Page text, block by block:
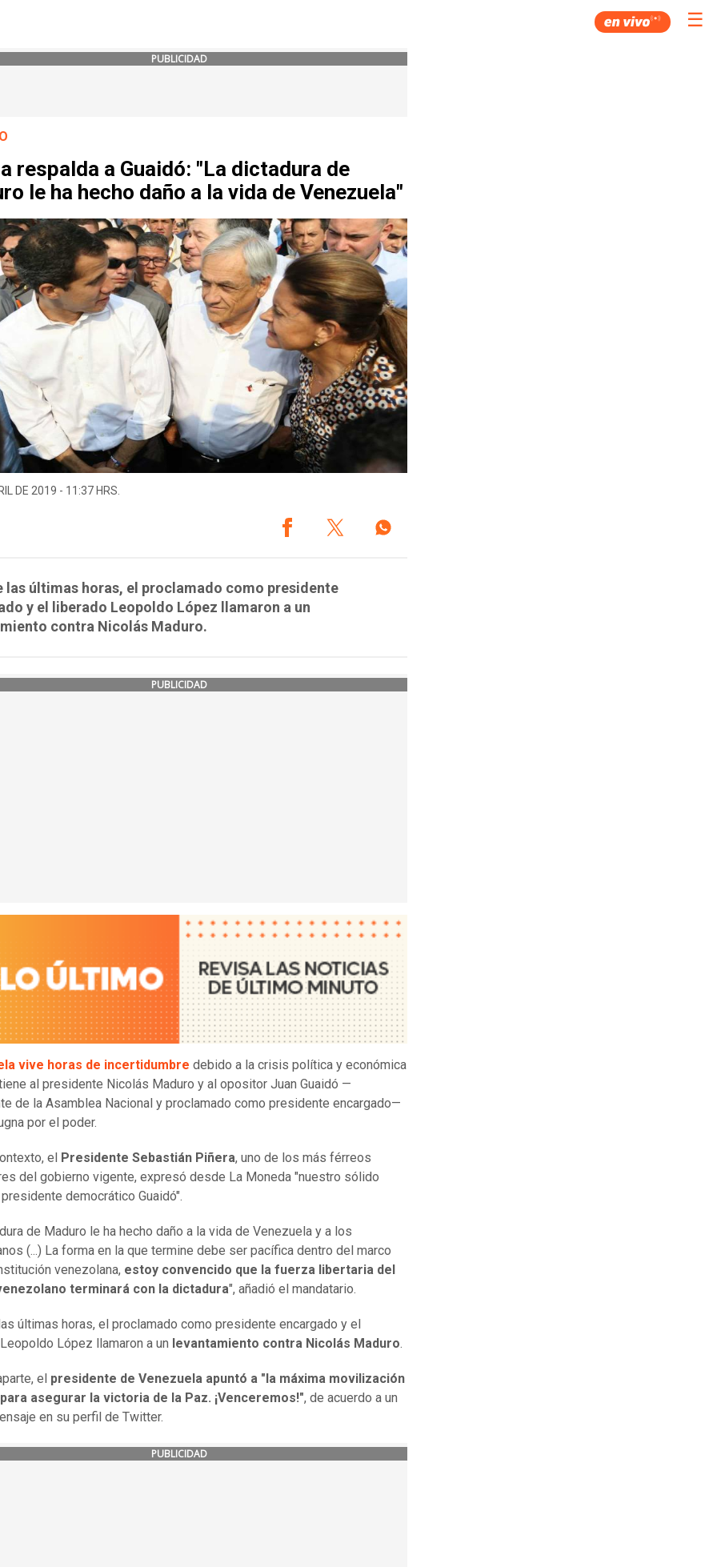
☰
PUBLICIDAD
respalda a Guaidó: "La dictadura de
le ha hecho daño a la vida de Venezuela"
DE 2019 - 11:37 HRS.
las últimas horas, el proclamado como presidente
y el liberado Leopoldo López llamaron a un
contra Nicolás Maduro.
PUBLICIDAD
vive horas de incertidumbre debido a la crisis política y económica
al presidente Nicolás Maduro y al opositor Juan Guaidó —
de la Asamblea Nacional y proclamado como presidente encargado—
por el poder.
el Presidente Sebastián Piñera, uno de los más férreos
del gobierno vigente, expresó desde La Moneda "nuestro sólido
democrático Guaidó".
de Maduro le ha hecho daño a la vida de Venezuela y a los
(...) La forma en la que termine debe ser pacífica dentro del marco
venezolana, estoy convencido que la fuerza libertaria del
terminará con la dictadura", añadió el mandatario.
últimas horas, el proclamado como presidente encargado y el
López llamaron a un levantamiento contra Nicolás Maduro.
el presidente de Venezuela apuntó a "la máxima movilización
asegurar la victoria de la Paz. ¡Venceremos!", de acuerdo a un
en su perfil de Twitter.
PUBLICIDAD